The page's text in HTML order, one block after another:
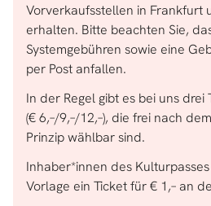
Vorverkaufsstellen in Frankfurt
erhalten. Bitte beachten Sie,
Systemgebühren sowie eine
per Post anfallen.
In der Regel gibt es bei uns drei
(€ 6,–/9,–/12,–), die frei nach
Prinzip wählbar sind.
Inhaber*innen des
Vorlage ein Ticket für € 1,– an